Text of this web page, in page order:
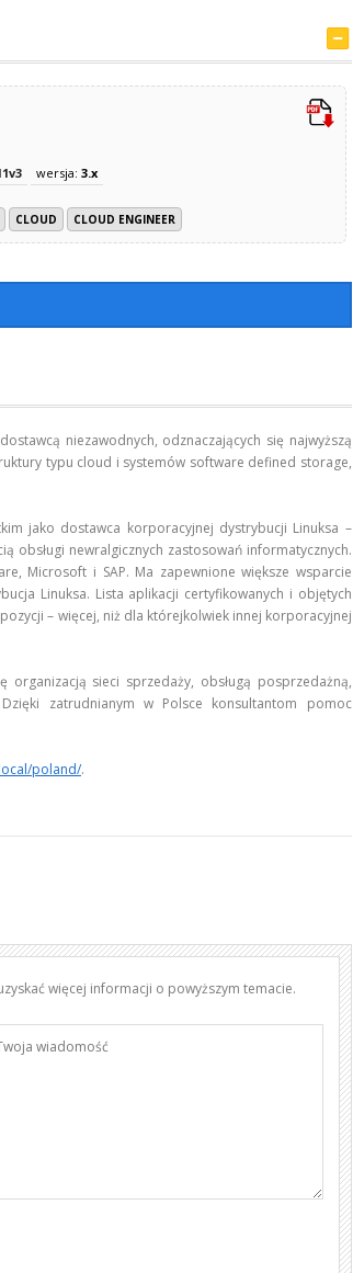
wersja: 3.x
CLOUD CLOUD ENGINEER
niezawodnych, odznaczających się najwyższą
typu cloud i systemów software defined storage,
jako dostawca korporacyjnej dystrybucji Linuksa –
obsługi newralgicznych zastosowań informatycznych.
Microsoft i SAP. Ma zapewnione większe wsparcie
Linuksa. Lista aplikacji certyfikowanych i objętych
– więcej, niż dla którejkolwiek innej korporacyjnej
sieci sprzedaży, obsługą posprzedażną,
zatrudnianym w Polsce konsultantom pomoc
poland/.
więcej informacji o powyższym temacie.